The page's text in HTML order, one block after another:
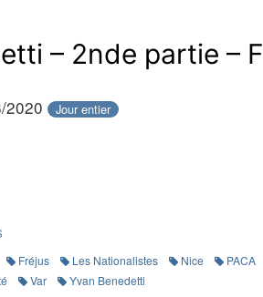
– 2nde partie –
2020 Jour entier
Fréjus Les Nationalistes Nice PACA
Var Yvan Benedetti